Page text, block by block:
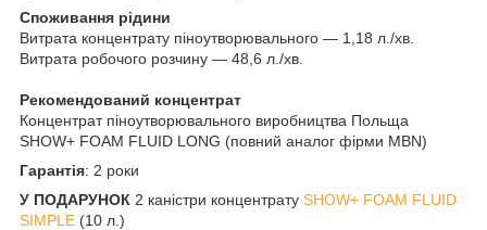
Споживання рідини
Витрата концентрату піноутворювального — 1,18 л./хв.
Витрата робочого розчину — 48,6 л./хв.
Рекомендований концентрат
Концентрат піноутворювального виробництва Польща
SHOW+ FOAM FLUID LONG (повний аналог фірми MBN)
Гарантія: 2 роки
У ПОДАРУНОК 2 каністри концентрату SHOW+ FOAM FLUID
SIMPLE (10 л.)